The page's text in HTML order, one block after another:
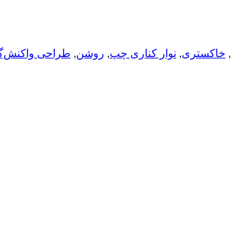
, خاکستری, نوار کناری چپ, روشن, طراحی